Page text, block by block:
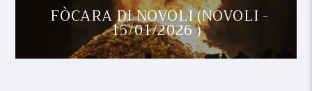
FÒCARA DI NOVOLI (NOVOLI -
15/01/2026 )